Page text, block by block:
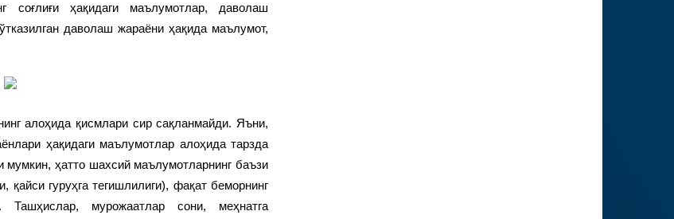
соғлиғи ҳақидаги маълумотлар, даволаш
даволаш жараёни ҳақида маълумот,
алоҳида қисмлари сир сақланмайди. Яъни,
ҳақидаги маълумотлар алоҳида тарзда
ҳатто шахсий маълумотларнинг баъзи
гуруҳга тегишлилиги), фақат беморнинг
мурожаатлар сони, меҳнатга